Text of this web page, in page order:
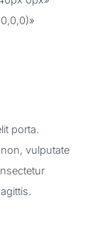
porta.
vulputate